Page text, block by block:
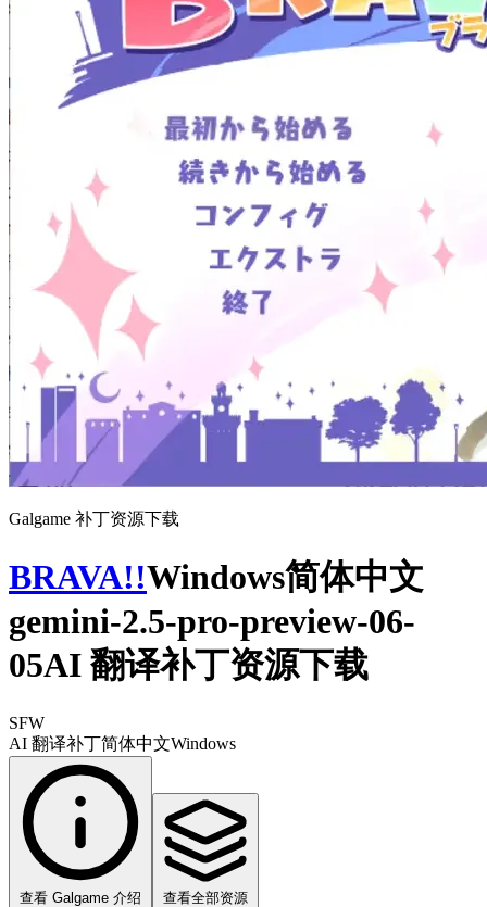
Galgame 补丁资源下载
BRAVA!!Windows简体中文
gemini-2.5-pro-preview-06-
05AI 翻译补丁资源下载
SFW
AI 翻译补丁简体中文Windows
查看 Galgame 介绍 查看全部资源